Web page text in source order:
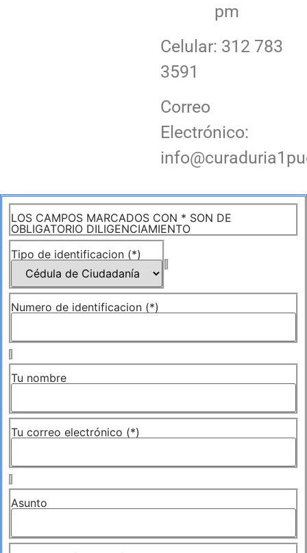
pm
Celular: 312 783
3591
Correo
Electrónico:
LOS CAMPOS MARCADOS CON * SON DE
OBLIGATORIO DILIGENCIAMIENTO
Tipo de identificacion (*)
Numero de identificacion (*)
Tu nombre
Tu correo electrónico (*)
Asunto